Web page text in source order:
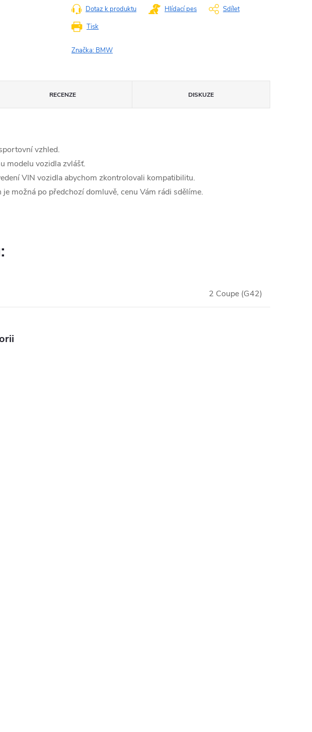
Tisk
Dotaz k produktu Hlídací pes Sdílet
Značka: BMW
RECENZE DISKUZE
vzhled.
modelu vozidla zvlášť.
VIN vozidla abychom zkontrolovali kompatibilitu.
možná po předchozí domluvě, cenu Vám rádi sdělíme.
2 Coupe (G42)